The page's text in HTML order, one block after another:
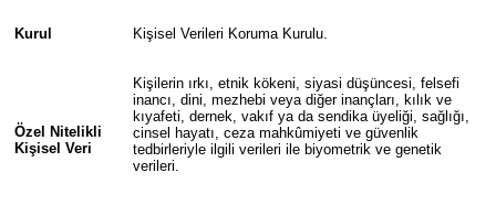
Kurul Kişisel Verileri Koruma Kurulu.
Özel Nitelikli
Kişisel Veri
Kişilerin ırkı, etnik kökeni, siyasi düşüncesi, felsefi
inancı, dini, mezhebi veya diğer inançları, kılık ve
kıyafeti, dernek, vakıf ya da sendika üyeliği, sağlığı,
cinsel hayatı, ceza mahkûmiyeti ve güvenlik
tedbirleriyle ilgili verileri ile biyometrik ve genetik
verileri.